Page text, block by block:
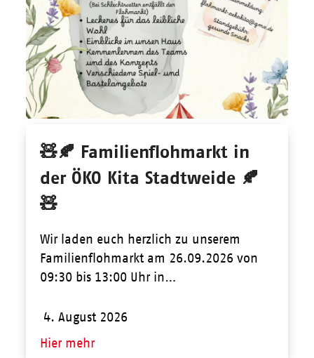
🧸🍂 Familienflohmarkt in
der ÖKO Kita Stadtweide 🍂
🧸
Wir laden euch herzlich zu unserem
Familienflohmarkt am 26.09.2026 von
09:30 bis 13:00 Uhr in…
4. August 2026
Hier mehr